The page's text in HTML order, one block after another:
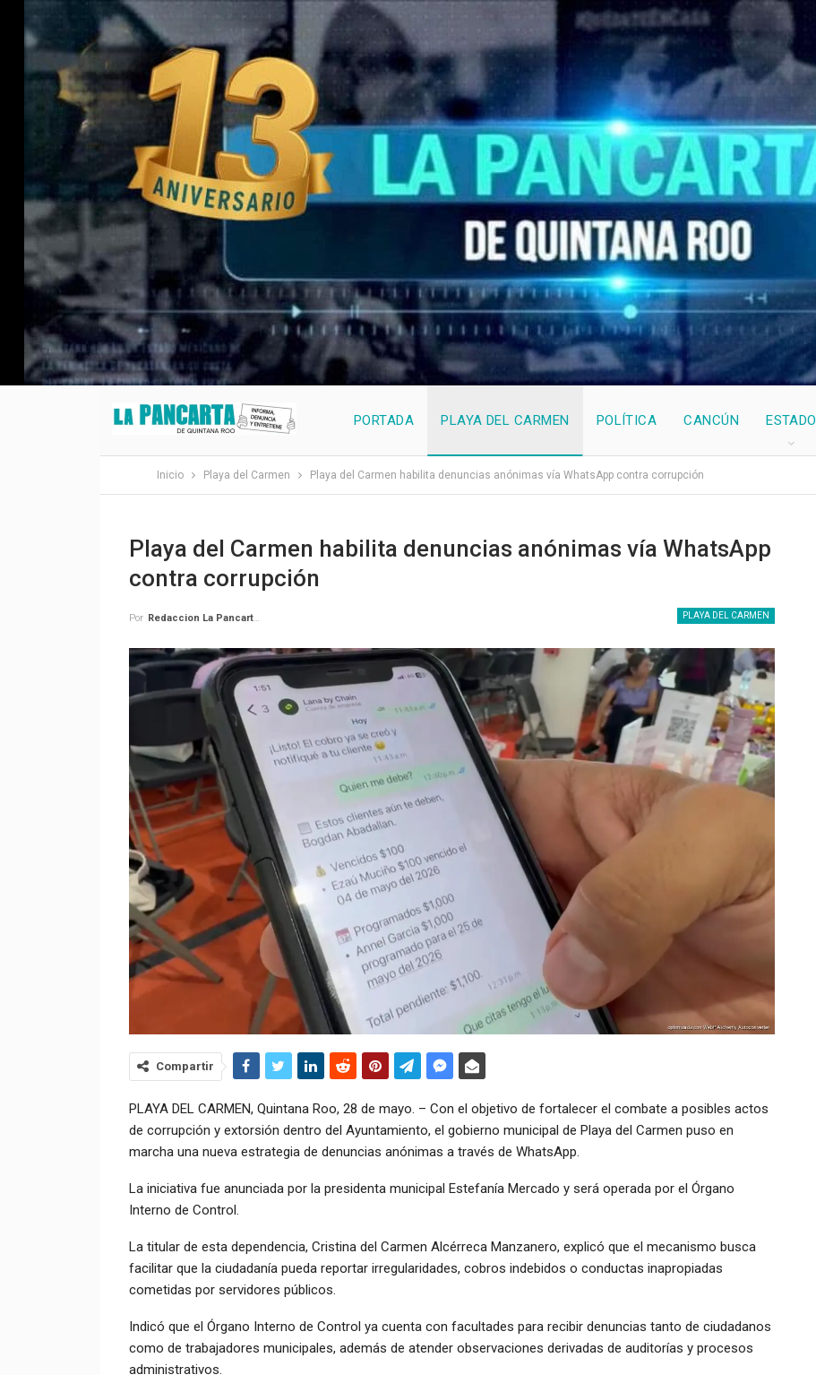
PORTADA PLAYA DEL CARMEN POLÍTICA CANCÚN ESTADO
Inicio Playa del Carmen Playa del Carmen habilita denuncias anónimas vía WhatsApp contra corrupción
Playa del Carmen habilita denuncias anónimas vía WhatsApp
contra corrupción
PLAYA DEL CARMEN
Por Redaccion La Pancarta De Quintana Roo
Compartir
PLAYA DEL CARMEN, Quintana Roo, 28 de mayo. – Con el objetivo de fortalecer el combate a posibles actos
de corrupción y extorsión dentro del Ayuntamiento, el gobierno municipal de Playa del Carmen puso en
marcha una nueva estrategia de denuncias anónimas a través de WhatsApp.
La iniciativa fue anunciada por la presidenta municipal Estefanía Mercado y será operada por el Órgano
Interno de Control.
La titular de esta dependencia, Cristina del Carmen Alcérreca Manzanero, explicó que el mecanismo busca
facilitar que la ciudadanía pueda reportar irregularidades, cobros indebidos o conductas inapropiadas
cometidas por servidores públicos.
Indicó que el Órgano Interno de Control ya cuenta con facultades para recibir denuncias tanto de ciudadanos
como de trabajadores municipales, además de atender observaciones derivadas de auditorías y procesos
administrativos.